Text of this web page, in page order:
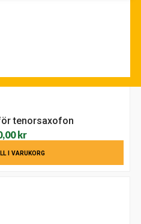
tenorsaxofon
kr
I VARUKORG